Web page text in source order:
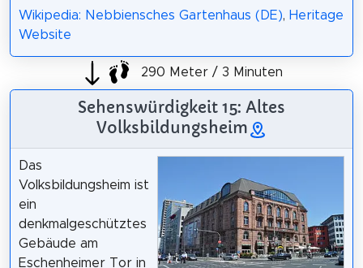
Wikipedia: Nebbiensches Gartenhaus (DE), Heritage
Website
290 Meter / 3 Minuten
Sehenswürdigkeit 15: Altes
Volksbildungsheim
Das
Volksbildungsheim ist
ein
denkmalgeschütztes
Gebäude am
Eschenheimer Tor in